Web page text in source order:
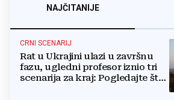
NAJČITANIJE
CRNI SCENARIJ
Rat u Ukrajini ulazi u završnu
fazu, ugledni profesor iznio tri
scenarija za kraj: Pogledajte što